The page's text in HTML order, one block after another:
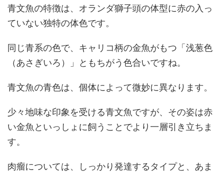
青文魚の特徴は、オランダ獅子頭の体型に赤の入っ
ていない独特の体色です。
同じ青系の色で、キャリコ柄の金魚がもつ「浅葱色
（あさぎいろ）」ともちがう色合いですね。
青文魚の青色は、個体によって微妙に異なります。
少々地味な印象を受ける青文魚ですが、その姿は赤
い金魚といっしょに飼うことでより一層引き立ちま
す。
肉瘤については、しっかり発達するタイプと、あま